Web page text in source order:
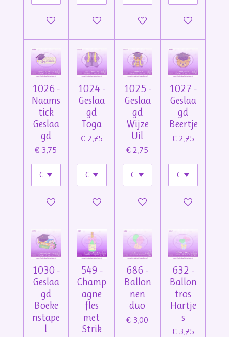
In winkelwagenIn winkelwagenIn winkelwagenIn winkelwagen
1026 -
Naams
tick
Geslaa
gd
€ 3,75
In winkelwagen
1024 -
Geslaa
gd
Toga
€ 2,75
In winkelwagen
1025 -
Geslaa
gd
Wijze
Uil
€ 2,75
In winkelwagen
1027 -
Geslaa
gd
Beertje
€ 2,75
In winkelwagen
1030 -
Geslaa
gd
Boeke
nstape
l
549 -
Champ
agne
fles
met
Strik
686 -
Ballon
nen
duo
€ 3,00
632 -
Ballon
tros
Hartje
s
€ 3,75